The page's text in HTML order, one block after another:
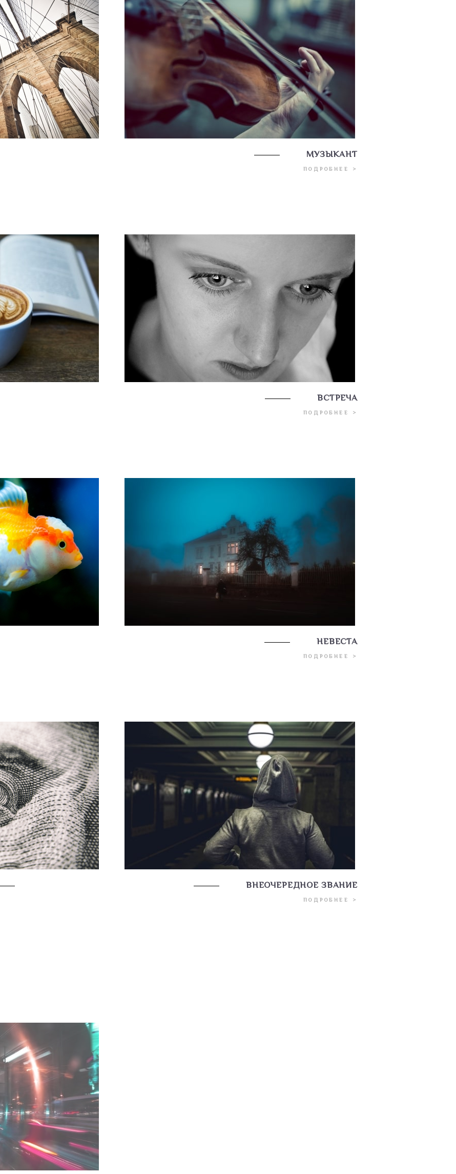
МУЗЫКАНТ
ПОДРОБНЕЕ >
ВСТРЕЧА
ПОДРОБНЕЕ >
НЕВЕСТА
ПОДРОБНЕЕ >
ВНЕОЧЕРЕДНОЕ ЗВАНИЕ
ПОДРОБНЕЕ >